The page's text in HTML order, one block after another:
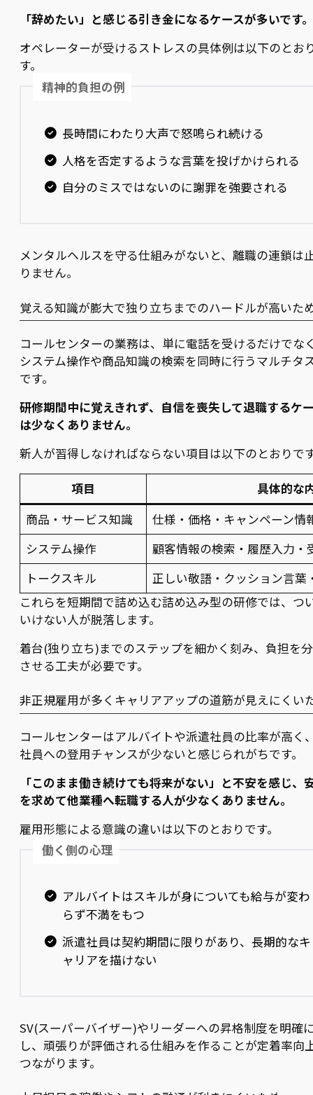
「辞めたい」と感じる引き金になるケースが多いです。
オペレーターが受けるストレスの具体例は以下のとお
す。
精神的負担の例
長時間にわたり大声で怒鳴られ続ける
人格を否定するような言葉を投げかけられる
自分のミスではないのに謝罪を強要される
メンタルヘルスを守る仕組みがないと、離職の連鎖は
りません。
覚える知識が膨大で独り立ちまでのハードルが高いた
コールセンターの業務は、単に電話を受けるだけでな
システム操作や商品知識の検索を同時に行うマルチタ
です。
研修期間中に覚えきれず、自信を喪失して退職するケ
は少なくありません。
新人が習得しなければならない項目は以下のとおりで
項目
具体的な
商品・サービス知識
仕様・価格・キャンペーン情
システム操作
顧客情報の検索・履歴入力・
トークスキル
正しい敬語・クッション言葉
これらを短期間で詰め込む詰め込み型の研修では、つ
いけない人が脱落します。
着台(独り立ち)までのステップを細かく刻み、負担を
させる工夫が必要です。
非正規雇用が多くキャリアアップの道筋が見えにくい
コールセンターはアルバイトや派遣社員の比率が高く
社員への登用チャンスが少ないと感じられがちです。
「このまま働き続けても将来がない」と不安を感じ、
を求めて他業種へ転職する人が少なくありません。
雇用形態による意識の違いは以下のとおりです。
働く側の心理
アルバイトはスキルが身についても給与が変わ
らず不満をもつ
派遣社員は契約期間に限りがあり、長期的なキ
ャリアを描けない
SV(スーパーバイザー)やリーダーへの昇格制度を明確
し、頑張りが評価される仕組みを作ることが定着率向
つながります。